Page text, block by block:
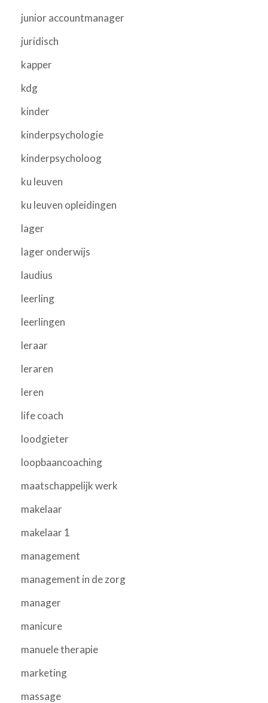
junior accountmanager
juridisch
kapper
kdg
kinder
kinderpsychologie
kinderpsycholoog
ku leuven
ku leuven opleidingen
lager
lager onderwijs
laudius
leerling
leerlingen
leraar
leraren
leren
life coach
loodgieter
loopbaancoaching
maatschappelijk werk
makelaar
makelaar 1
management
management in de zorg
manager
manicure
manuele therapie
marketing
massage